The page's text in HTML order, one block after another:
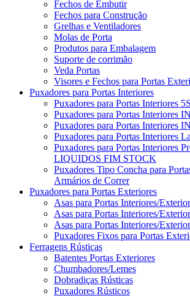
Fechos de Embutir
Fechos para Construção
Grelhas e Ventiladores
Molas de Porta
Produtos para Embalagem
Suporte de corrimão
Veda Portas
Visores e Fechos para Portas
Puxadores para Portas Interiores
Puxadores para Portas Interiores
Puxadores para Portas Interiores
Puxadores para Portas Interiores
Puxadores para Portas Interiores
Puxadores para Portas Interiores
LIQUIDOS FIM STOCK
Puxadores Tipo Concha para
Armários de Correr
Puxadores para Portas Exteriores
Asas para Portas Interiores/
Asas para Portas Interiores/
Asas para Portas Interiores/
Puxadores Fixos para Portas
Ferragens Rústicas
Batentes Portas Exteriores
Chumbadores/Lemes
Dobradiças Rústicas
Puxadores Rústicos